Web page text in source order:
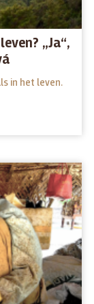
„Ja“,
in het leven.